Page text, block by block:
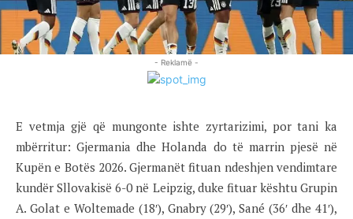
- Reklamë -
E vetmja gjë që mungonte ishte zyrtarizimi, por tani ka
mbërritur: Gjermania dhe Holanda do të marrin pjesë në
Kupën e Botës 2026. Gjermanët fituan ndeshjen vendimtare
kundër Sllovakisë 6-0 në Leipzig, duke fituar kështu Grupin
A. Golat e Woltemade (18′), Gnabry (29′), Sané (36′ dhe 41′),